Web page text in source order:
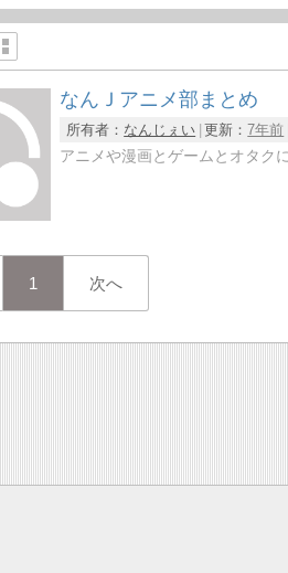
なんＪアニメ部まとめ
所有者： なんじぇい 更新：7年前
アニメや漫画とゲームとオタク
1 次へ